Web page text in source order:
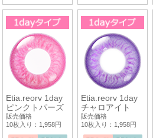
Etia.reorv 1day
ピンクトパーズ
販売価格
10枚入り：1,958円
Etia.reorv 1day
チャロアイト
販売価格
10枚入り：1,958円